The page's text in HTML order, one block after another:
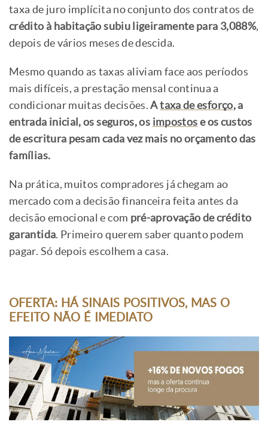
taxa de juro implícita no conjunto dos contratos de
crédito à habitação subiu ligeiramente para 3,088%,
depois de vários meses de descida.
Mesmo quando as taxas aliviam face aos períodos
mais difíceis, a prestação mensal continua a
condicionar muitas decisões.Ataxa de esforço, a
entrada inicial, os seguros, os impostos e os custos
de escritura pesam cada vez mais no orçamento das
famílias.
Na prática, muitos compradores já chegam ao
mercado com a decisão financeira feita antes da
decisão emocional e com pré-aprovação de crédito
garantida. Primeiro querem saber quanto podem
pagar. Só depois escolhem a casa.
OFERTA: HÁ SINAIS POSITIVOS, MAS O
EFEITO NÃO É IMEDIATO